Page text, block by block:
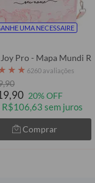
UMA NECESSAIRE
Pro - Mapa Mundi
★ ★ 6260 avaliações
20% OFF
R$106,63 sem juros
Comprar